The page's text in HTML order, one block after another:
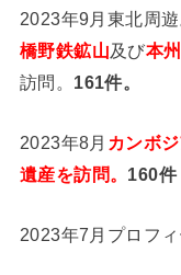
2023年9月東北周遊
橋野鉄鉱山及び本
訪問。 161件。
2023年8月 カンボ
遺産を訪問。 160件
2023年7月プロフ